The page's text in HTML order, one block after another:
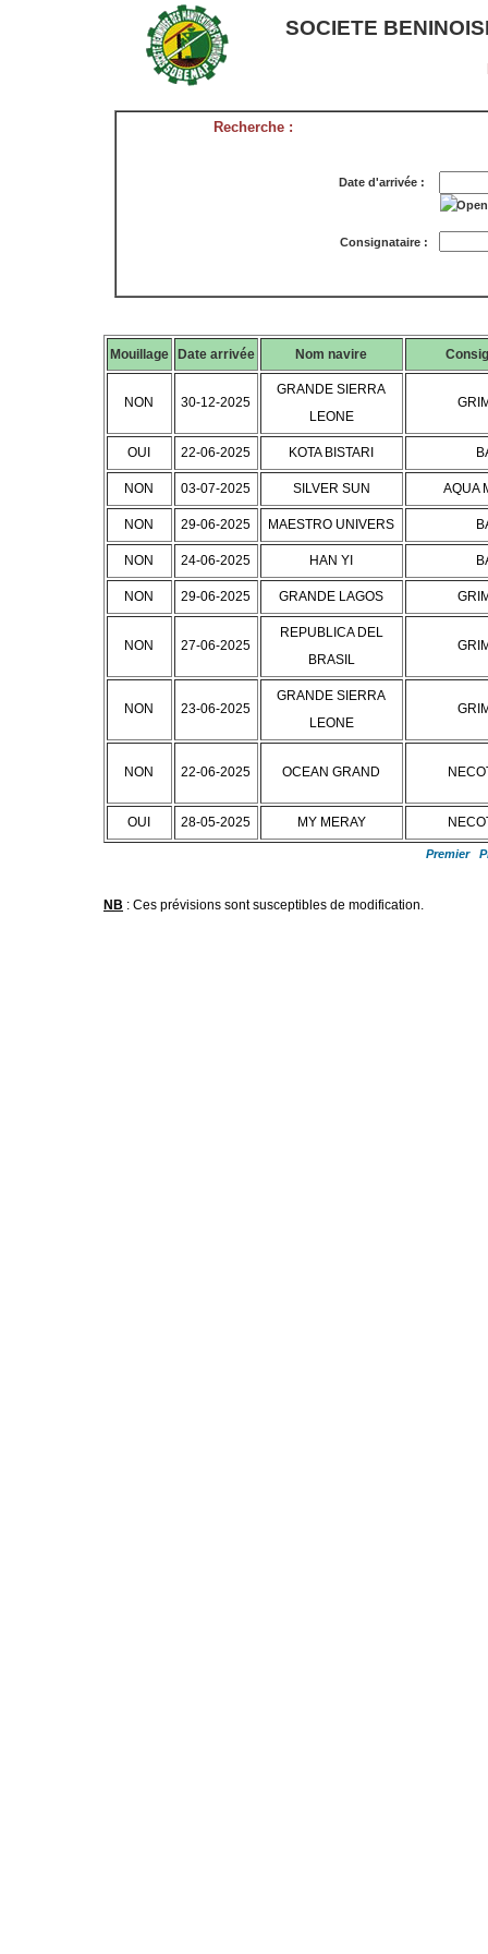
SOCIETE
Recherche :
Date d'arrivée :
Consignataire :
Mouillage Date arrivée Nom navire
NON 30-12-2025
GRANDE SIERRA
LEONE
OUI 22-06-2025 KOTA BISTARI
NON 03-07-2025 SILVER SUN AQUA
NON 29-06-2025 MAESTRO UNIVERS
NON 24-06-2025 HAN YI
NON 29-06-2025 GRANDE LAGOS
NON 27-06-2025
REPUBLICA DEL
BRASIL
NON 23-06-2025
GRANDE SIERRA
LEONE
NON 22-06-2025 OCEAN GRAND
OUI 28-05-2025 MY MERAY
Premier
NB : Ces prévisions sont susceptibles de modification.